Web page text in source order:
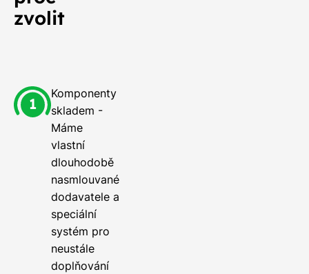
zvolit
Komponenty
skladem -
Máme
vlastní
dlouhodobě
nasmlouvané
dodavatele a
speciální
systém pro
neustále
doplňování